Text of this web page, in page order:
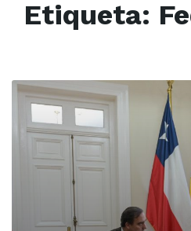
Etiqueta:
Read
More